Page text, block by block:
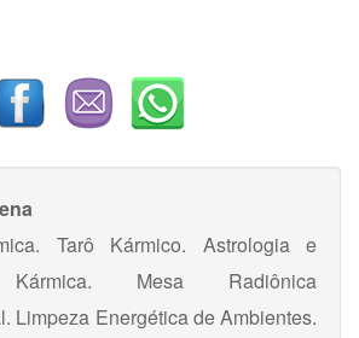
Tarô Kármico. Astrologia e
Kármica. Mesa Radiônica
Limpeza Energética de Ambientes.